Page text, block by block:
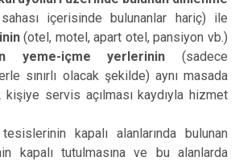
içerisinde bulunanlar hariç) ile
(otel, motel, apart otel, pansiyon vb.)
yeme-­içme yerlerinin (sadece
sınırlı olacak şekilde) aynı masada
servis açılması kaydıyla hizmet
kapalı alanlarında bulunan
kapalı tutulmasına ve bu alanlarda